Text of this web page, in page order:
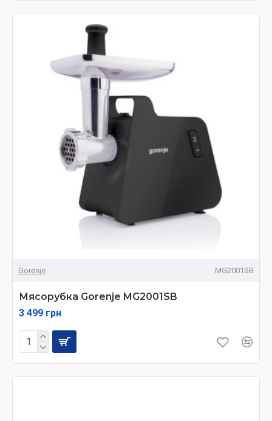
Gorenje MG2001SB
Мясорубка Gorenje MG2001SB
3 499 грн